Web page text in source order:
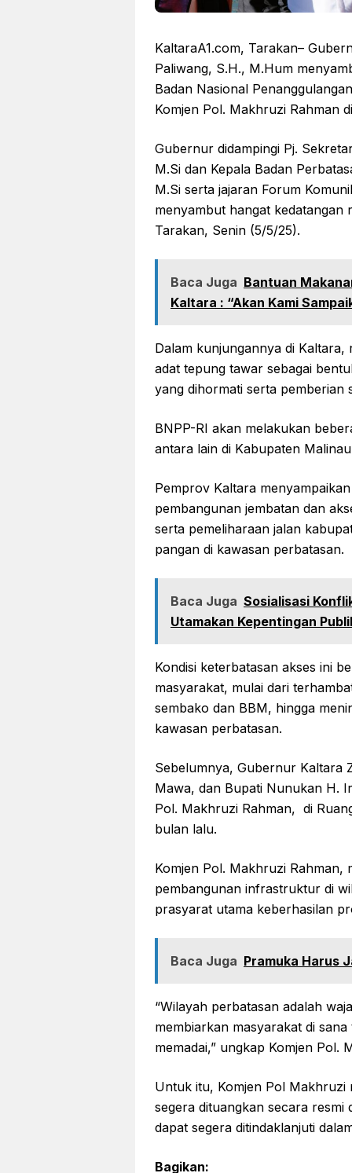
KaltaraA1.com, Tarakan–
Paliwang, S.H., M.Hum
Badan Nasional
Komjen Pol. Makhruzi Rahman
Gubernur didampingi Pj.
M.Si dan Kepala Badan
M.Si serta jajaran Forum
menyambut hangat kedatangan
Tarakan, Senin (5/5/25).
Baca Juga Bantuan
Kaltara : “Akan Kami
Dalam kunjungannya di
adat tepung tawar sebagai
yang dihormati serta pemberian
BNPP-RI akan melakukan
antara lain di Kabupaten
Pemprov Kaltara
pembangunan jembatan dan
serta pemeliharaan jalan
pangan di kawasan perbatasan.
Baca Juga Sosialisasi
Utamakan Kepentingan
Kondisi keterbatasan akses ini
masyarakat, mulai dari
sembako dan BBM, hingga
kawasan perbatasan.
Sebelumnya, Gubernur Kaltara
Mawa, dan Bupati Nunukan H.
Pol. Makhruzi Rahman, di
bulan lalu.
Komjen Pol. Makhruzi Rahman,
pembangunan infrastruktur di
prasyarat utama keberhasilan
Baca Juga Pramuka Harus
“Wilayah perbatasan adalah
membiarkan masyarakat di
memadai,” ungkap Komjen Pol.
Untuk itu, Komjen Pol
segera dituangkan secara
dapat segera ditindaklanjuti
Bagikan: